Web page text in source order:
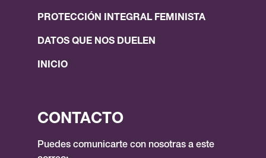
PROTECCIÓN INTEGRAL FEMINISTA
DATOS QUE NOS DUELEN
INICIO
CONTACTO
Puedes comunicarte con nosotras a este